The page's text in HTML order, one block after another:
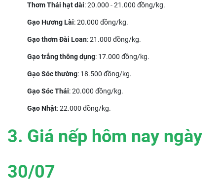
Thơm Thái hạt dài: 20.000 - 21.000 đồng/kg.
Gạo Hương Lài: 20.000 đồng/kg.
Gạo thơm Đài Loan: 21.000 đồng/kg.
Gạo trắng thông dụng: 17.000 đồng/kg.
Gạo Sóc thường: 18.500 đồng/kg.
Gạo Sóc Thái: 20.000 đồng/kg.
Gạo Nhật: 22.000 đồng/kg.
3. Giá nếp hôm nay ngày
30/07